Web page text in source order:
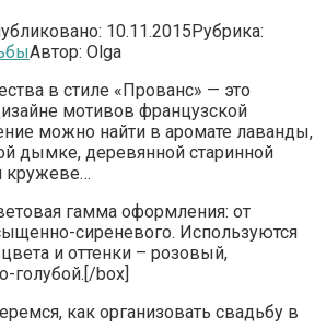
10.11.2015Рубрика:
Автор: Olga
в стиле «Прованс» — это
мотивов французской
можно найти в аромате лаванды,
дымке, деревянной старинной
кружеве…
гамма оформления: от
сиреневого. Используются
и оттенки – розовый,
голубой.[/box]
как организовать свадьбу в